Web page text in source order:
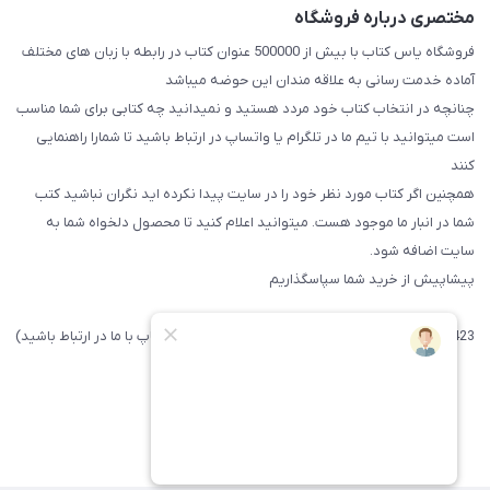
مختصری درباره فروشگاه
فروشگاه یاس کتاب با بیش از 500000 عنوان کتاب در رابطه با زبان های مختلف
آماده خدمت رسانی به علاقه مندان این حوضه میباشد
چنانچه در انتخاب کتاب خود مردد هستید و نمیدانید چه کتابی برای شما مناسب
است میتوانید با تیم ما در تلگرام یا واتساپ در ارتباط باشید تا شما‌را راهنمایی
کنند
همچنین اگر کتاب مورد نظر خود را در سایت پیدا نکرده اید نگران نباشید کتب
شما در انبار ما موجود هست. میتوانید اعلام کنید تا محصول دلخواه شما به
سایت اضافه شود.
پیشاپیش از خرید شما سپاسگذاریم
09371742423 (لطفا فقط پیامک داده و یا از طریق واتساپ با ما در ارتباط باشید)